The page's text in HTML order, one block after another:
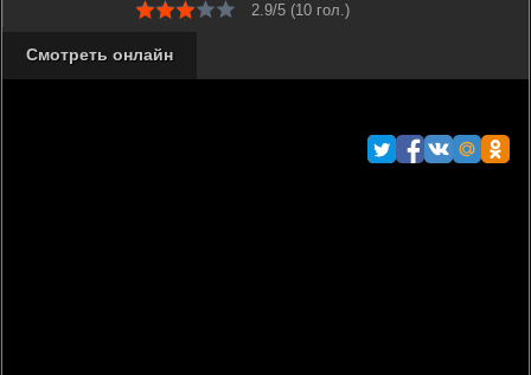
2.9/5 (10 гол.)
Смотреть онлайн